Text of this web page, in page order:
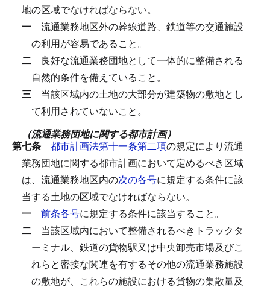
地の区域でなければならない。
一 流通業務地区外の幹線道路、鉄道等の交通施設
の利用が容易であること。
二 良好な流通業務団地として一体的に整備される
自然的条件を備えていること。
三 当該区域内の土地の大部分が建築物の敷地とし
て利用されていないこと。
（流通業務団地に関する都市計画）
第七条 都市計画法第十一条第二項の規定により流通
業務団地に関する都市計画において定めるべき区域
は、流通業務地区内の次の各号に規定する条件に該
当する土地の区域でなければならない。
一 前条各号に規定する条件に該当すること。
二 当該区域内において整備されるべきトラックタ
ーミナル、鉄道の貨物駅又は中央卸売市場及びこ
れらと密接な関連を有するその他の流通業務施設
の敷地が、これらの施設における貨物の集散量及